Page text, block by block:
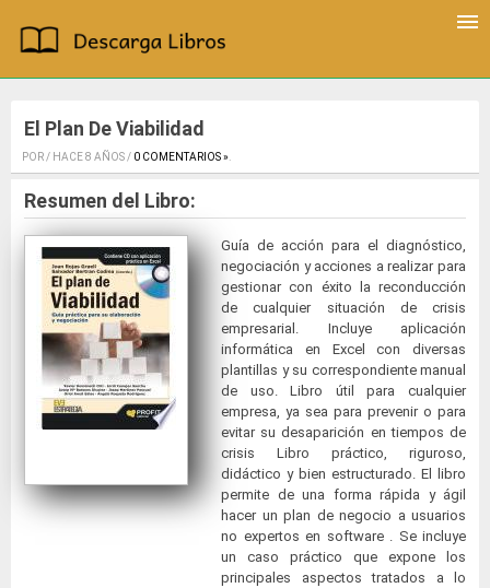
El Plan De Viabilidad
POR / HACE 8 AÑOS / 0 COMENTARIOS ».
Resumen del Libro:
Guía de acción para el diagnóstico,
negociación y acciones a realizar para
gestionar con éxito la reconducción
de cualquier situación de crisis
empresarial. Incluye aplicación
informática en Excel con diversas
plantillas y su correspondiente manual
de uso. Libro útil para cualquier
empresa, ya sea para prevenir o para
evitar su desaparición en tiempos de
crisis Libro práctico, riguroso,
didáctico y bien estructurado. El libro
permite de una forma rápida y ágil
hacer un plan de negocio a usuarios
no expertos en software . Se incluye
un caso práctico que expone los
principales aspectos tratados a lo